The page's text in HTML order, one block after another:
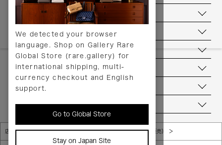
We detected your browser
language. Shop on Gallery Rare
Global Store (rare.gallery) for
international shipping, multi-
currency checkout and English
support.
Go to Global Store
Stay on Japan Site
送料について
返品について
ヘルプ
お問い合わせ
当店について
店舗一覧 販売規約（店頭販売）